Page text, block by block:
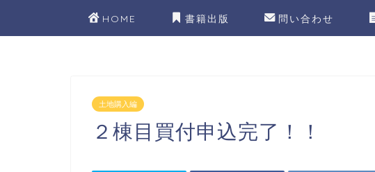
HOME 書籍出版 問い合わせ
土地購入編
２棟目買付申込完了！！